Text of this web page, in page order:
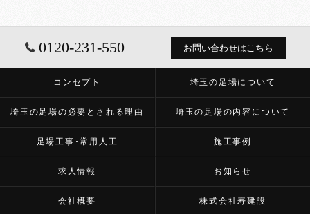
0120-231-550 お問い合わせはこちら
コンセプト 埼玉の足場について
埼玉の足場の必要とされる理由 埼玉の足場の内容について
足場工事･常用人工 施工事例
求人情報 お知らせ
会社概要 株式会社寿建設